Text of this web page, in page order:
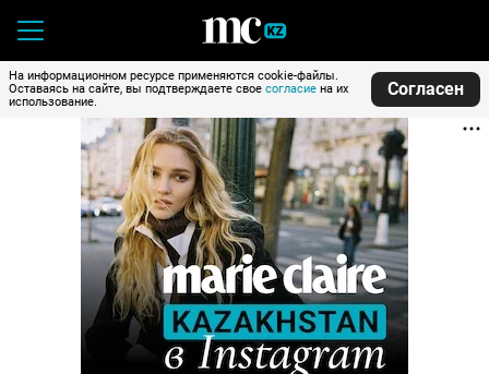
На информационном ресурсе применяются cookie-файлы.
Оставаясь на сайте, вы подтверждаете свое согласие на их
использование.
Согласен